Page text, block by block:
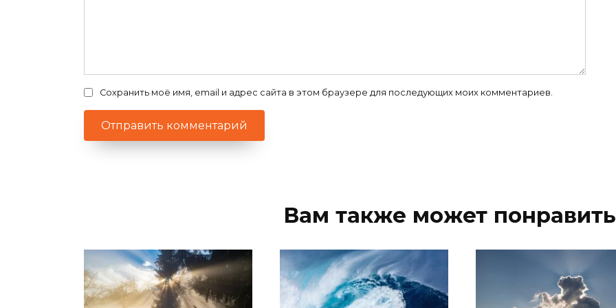
Сохранить моё имя, email и адрес сайта в этом браузере для последующих моих комментариев.
Вам также может